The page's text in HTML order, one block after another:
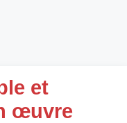
et
œuvre